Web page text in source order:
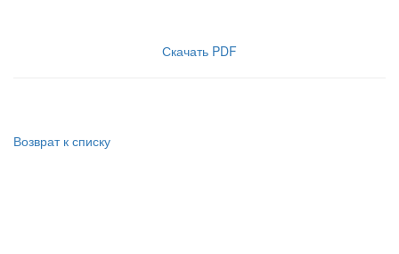
Скачать PDF
Возврат к списку